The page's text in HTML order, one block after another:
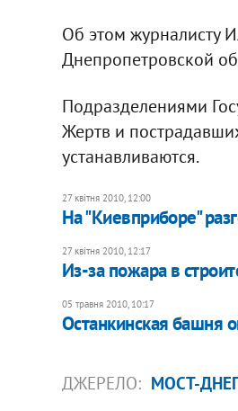
Об этом журналисту
Днепропетровской
Подразделениями
Жертв и
устанавливаются.
27 квітня 2010, 12:00
На "Киевприборе"
27 квітня 2010, 12:17
Из-за пожара в
05 травня 2010, 10:17
Останкинская башня
ДЖЕРЕЛО: МОСТ-